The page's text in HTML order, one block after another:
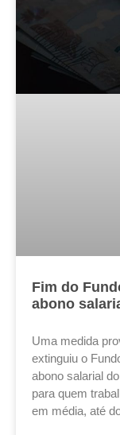
Fim do
abono
Uma medida
extinguiu o
abono salarial
para quem
em média, até